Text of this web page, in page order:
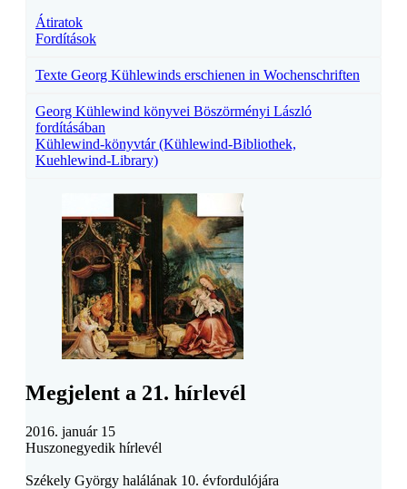
Átiratok
Fordítások
Texte Georg Kühlewinds erschienen in Wochenschriften
Georg Kühlewind könyvei Böszörményi László
fordításában
Kühlewind-könyvtár (Kühlewind-Bibliothek,
Kuehlewind-Library)
Megjelent a 21. hírlevél
2016. január 15
Huszonegyedik hírlevél
Székely György halálának 10. évfordulójára